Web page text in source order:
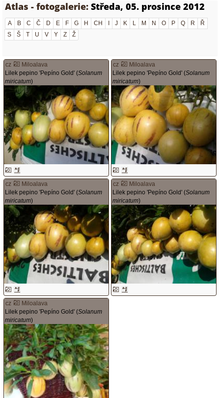
Atlas - fotogalerie: Středa, 05. prosince 2012
A B C Č D E F G H CH J K L M N O P Q R
Ř
S
Š T U V Y Z Ž
cz
Miloalava
Lilek pepino 'Pepíno Gold' (Solanum
miricatum)
cz
Miloalava
Lilek pepino 'Pepíno Gold' (Solanum
miricatum)
cz
Miloalava
Lilek pepino 'Pepíno Gold' (Solanum
miricatum)
cz
Miloalava
Lilek pepino 'Pepíno Gold' (Solanum
miricatum)
cz
Miloalava
Lilek pepino 'Pepíno Gold' (Solanum
miricatum)